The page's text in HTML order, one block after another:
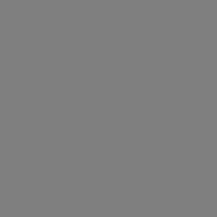
écoute
sur-mesure et repartez